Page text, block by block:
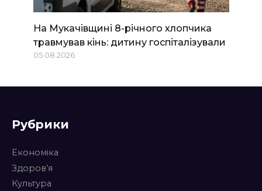
На Мукачівщині 8-річного хлопчика
травмував кінь: дитину госпіталізували
05.08.2026
Рубрики
Економіка
Здоров’я
Культура